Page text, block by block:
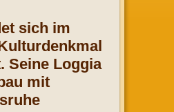
sich im
Seine Loggia
mit